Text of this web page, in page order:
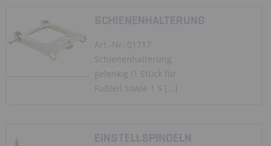
SCHIENENHALTERUNG
Art.-Nr. 01717
Schienenhalterung
gelenkig (1 Stück für
Fußteil sowie 1 S [...]
EINSTELLSPINDELN